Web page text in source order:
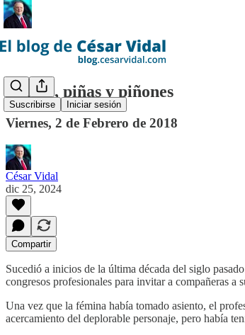
Suscribirse Iniciar sesión
Piñero, piñas y piñones
Viernes, 2 de Febrero de 2018
César Vidal
dic 25, 2024
Compartir
Sucedió a inicios de la última década del siglo
congresos profesionales para invitar a compañeras
Una vez que la fémina había tomado asiento, el
acercamiento del deplorable personaje, pero había